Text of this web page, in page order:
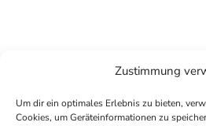
Zustimmung
Um dir ein optimales Erlebnis zu bieten,
Cookies, um Geräteinformationen zu